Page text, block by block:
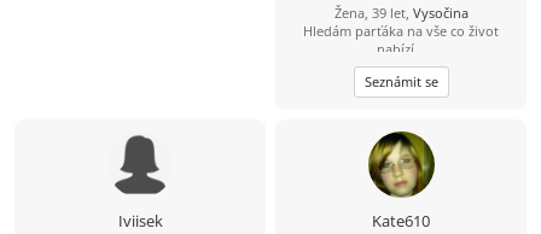
Žena, 39 let, Vysočina
Hledám parťáka na vše co život
nabízí...
Seznámit se
Iviisek Kate610